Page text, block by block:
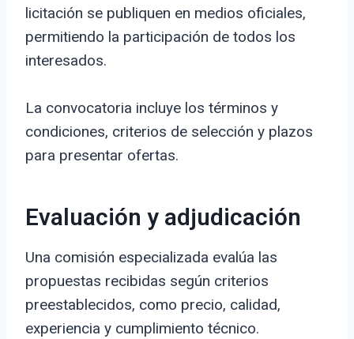
licitación se publiquen en medios oficiales,
permitiendo la participación de todos los
interesados.
La convocatoria incluye los términos y
condiciones, criterios de selección y plazos
para presentar ofertas.
Evaluación y adjudicación
Una comisión especializada evalúa las
propuestas recibidas según criterios
preestablecidos, como precio, calidad,
experiencia y cumplimiento técnico.